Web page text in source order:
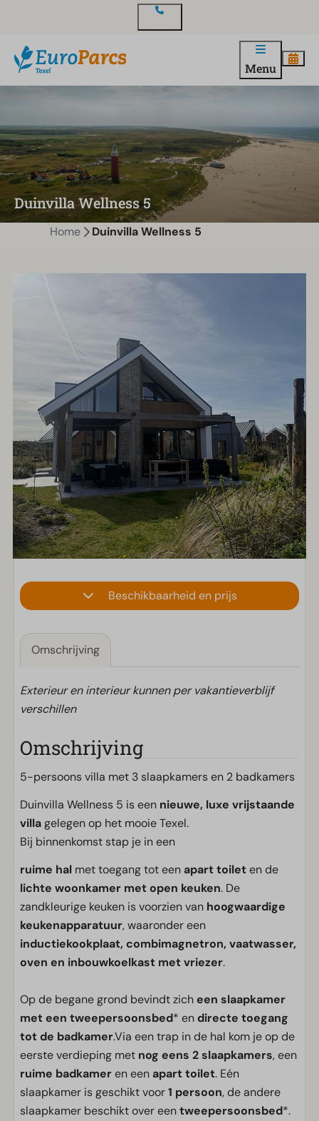
Menu
Duinvilla Wellness 5
Home Duinvilla Wellness 5
Beschikbaarheid en prijs
Omschrijving
Exterieur en interieur kunnen per vakantieverblijf
verschillen
Omschrijving
5-persoons villa met 3 slaapkamers en 2 badkamers
Duinvilla Wellness 5 is een nieuwe, luxe vrijstaande
villagelegen op het mooie Texel.
Bij binnenkomst stap je in een
ruime hal met toegang tot een apart toileten de
lichte woonkamer met open keuken. De
zandkleurige keuken is voorzien van hoogwaardige
keukenapparatuur, waaronder een
inductiekookplaat, combimagnetron, vaatwasser,
oven en inbouwkoelkast met vriezer.
Op de begane grond bevindt zicheen slaapkamer
met een tweepersoonsbed* endirecte toegang
tot de badkamer.Via een trap in de hal kom je op de
eerste verdieping met nog eens 2 slaapkamers, een
ruime badkameren een apart toilet. Eén
slaapkamer is geschikt voor1 persoon, de andere
slaapkamer beschikt over eentweepersoonsbed*.